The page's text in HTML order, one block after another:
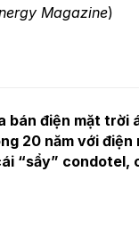
Magazine)
bán điện mặt trời
20 năm với điện
“sẩy”